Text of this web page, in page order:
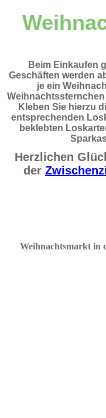
Beim Einkaufen
Geschäften werden
je ein
Kleben Sie hierzu
entsprechenden
beklebten
Herzlichen
der
Weihnachtsmarkt in